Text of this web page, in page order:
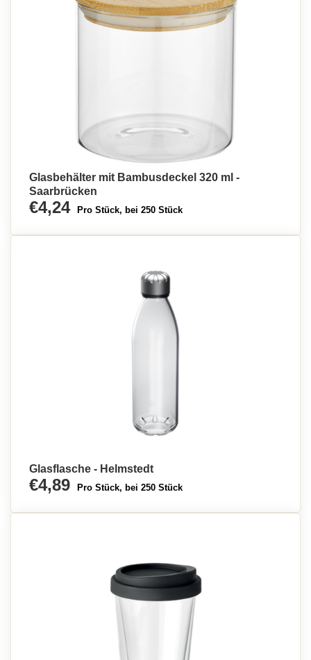
Glasbehälter mit Bambusdeckel 320 ml -
Saarbrücken
€4,24 Pro Stück, bei 250 Stück
Glasflasche - Helmstedt
€4,89 Pro Stück, bei 250 Stück